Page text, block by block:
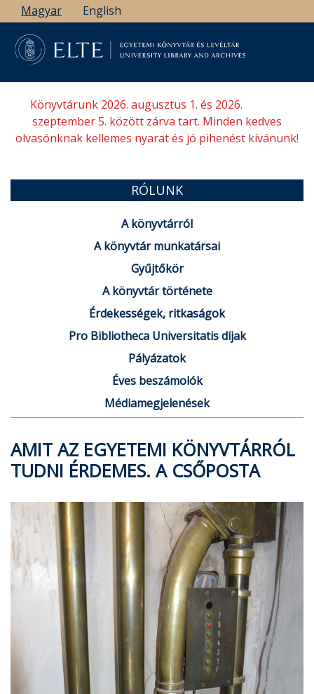
Ugrás
a
tartalomra
Magyar English
Könyvtárunk 2026. augusztus 1. és 2026.
szeptember 5. között zárva tart. Minden kedves
olvasónknak kellemes nyarat és jó pihenést kívánunk!
RÓLUNK
A könyvtárról
A könyvtár munkatársai
Gyűjtőkör
A könyvtár története
Érdekességek, ritkaságok
Pro Bibliotheca Universitatis díjak
Pályázatok
Éves beszámolók
Médiamegjelenések
AMIT AZ EGYETEMI KÖNYVTÁRRÓL
TUDNI ÉRDEMES. A CSŐPOSTA